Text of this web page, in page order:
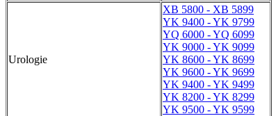
Urologie
XB 5800 - XB 5899
YK 9400 - YK 9799
YQ 6000 - YQ 6099
YK 9000 - YK 9099
YK 8600 - YK 8699
YK 9600 - YK 9699
YK 9400 - YK 9499
YK 8200 - YK 8299
YK 9500 - YK 9599